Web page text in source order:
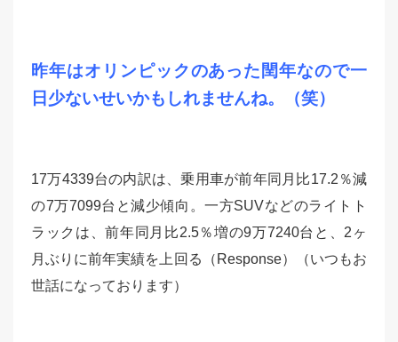
昨年はオリンピックのあった閏年なので一
日少ないせいかもしれませんね。（笑）
17万4339台の内訳は、乗用車が前年同月比17.2％減
の7万7099台と減少傾向。一方SUVなどのライトト
ラックは、前年同月比2.5％増の9万7240台と、2ヶ
月ぶりに前年実績を上回る（Response）（いつもお
世話になっております）